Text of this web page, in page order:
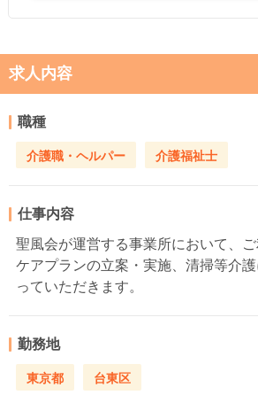
求人内容
職種
介護職・ヘルパー 介護福祉士
仕事内容
聖風会が運営する事業所において、ご
ケアプランの立案・実施、清掃等介
っていただきます。
勤務地
東京都 台東区